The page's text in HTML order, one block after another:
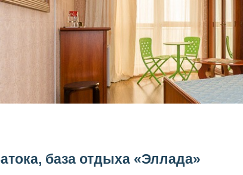
база отдыха «Эллада»